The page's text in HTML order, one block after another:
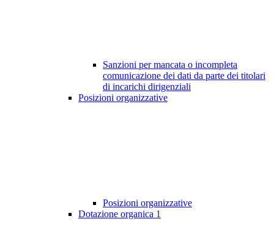
Sanzioni per mancata o incompleta
comunicazione dei dati da parte dei titolari
di incarichi dirigenziali
Posizioni organizzative
Posizioni organizzative
Dotazione organica 1